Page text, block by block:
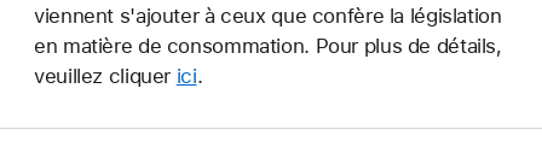
viennent s'ajouter à ceux que confère la législation
en matière de consommation. Pour plus de détails,
veuillez cliquer ici.